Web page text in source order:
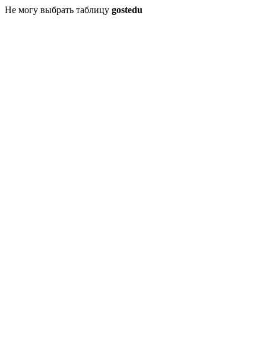
Не могу выбрать таблицу gostedu